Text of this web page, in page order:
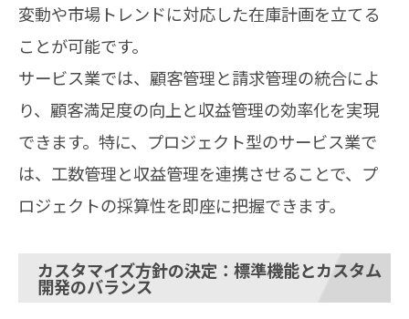
変動や市場トレンドに対応した在庫計画を立てる
ことが可能です。
サービス業では、顧客管理と請求管理の統合によ
り、顧客満足度の向上と収益管理の効率化を実現
できます。特に、プロジェクト型のサービス業で
は、工数管理と収益管理を連携させることで、プ
ロジェクトの採算性を即座に把握できます。
カスタマイズ方針の決定：標準機能とカスタム
開発のバランス